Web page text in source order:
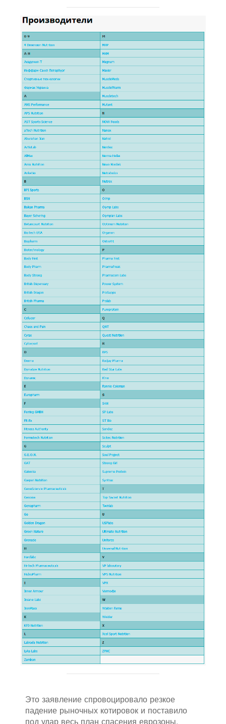
Это заявление спровоцировало резкое
падение рыночных котировок и поставило
под удар весь план спасения еврозоны.